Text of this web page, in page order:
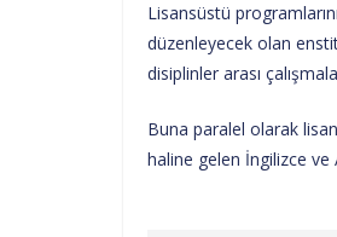
Lisansüstü
düzenleyecek olan
disiplinler arası
Buna paralel olarak
haline gelen İngilizce ve